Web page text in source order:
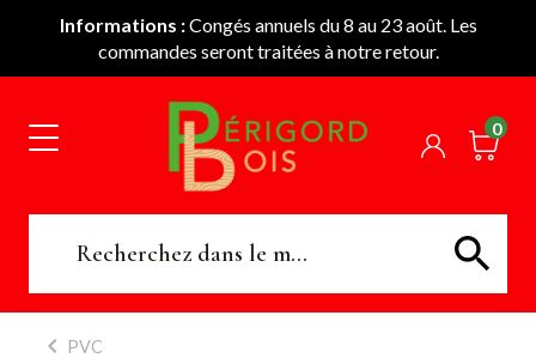
Informations :Congés annuels du 8 au 23 août. Les
commandes seront traitées à notre retour.
0
PVC